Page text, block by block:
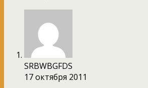
SRBWBGFDS
17 октября 2011